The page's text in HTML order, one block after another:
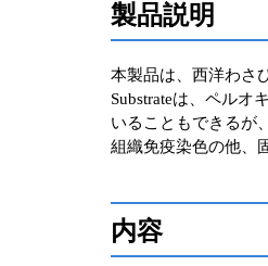
製品説明
本製品は、西洋わさ
Substrateは、ペルオ
いることもできるが
組織免疫染色の他、
内容